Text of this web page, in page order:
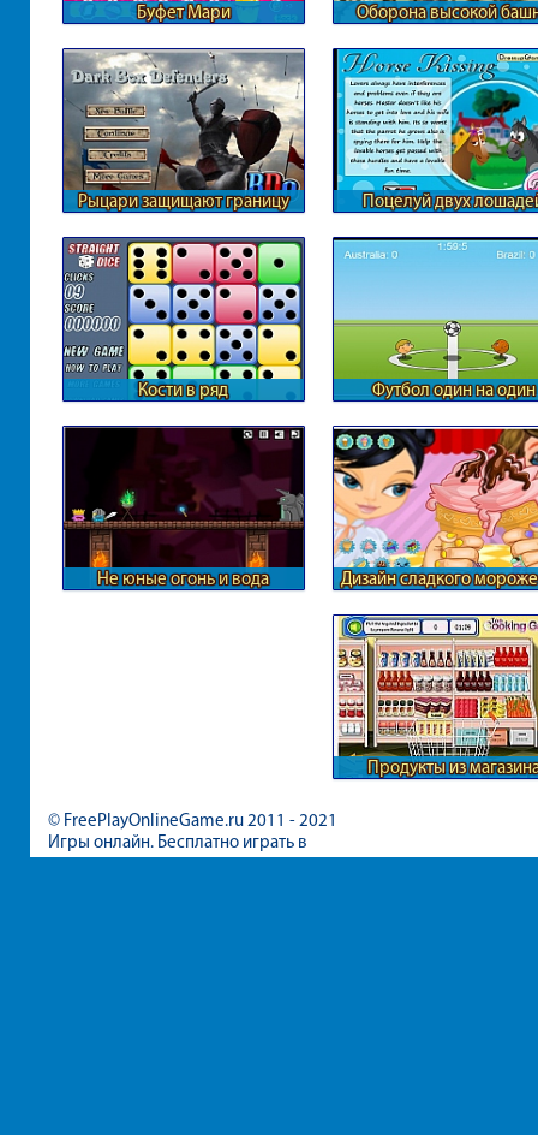
Буфет Мари Оборона высокой
Рыцари защищают границу Поцелуй двух
Кости в ряд Футбол один на один
Не юные огонь и вода Дизайн сладкого
Продукты из
© FreePlayOnlineGame.ru 2011 - 2021
Игры онлайн. Бесплатно играть в
игры для девочек и мальчиков